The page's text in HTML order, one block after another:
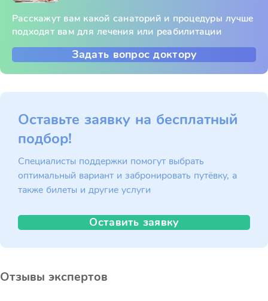
Расскажут вам какой санаторий и процедуры лучше
подходят вам для лечения или реабилитации
Задать вопрос доктору
Оставьте заявку на бесплатный
подбор!
Специалисты поддержки помогут выбрать
оптимальный вариант и забронировать путёвку, а
также билеты и другие услуги
Оставить заявку
Отзывы экспертов